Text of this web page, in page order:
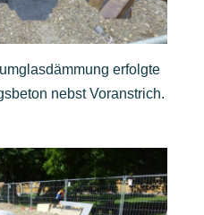
erfolgte
nebst Voranstrich.